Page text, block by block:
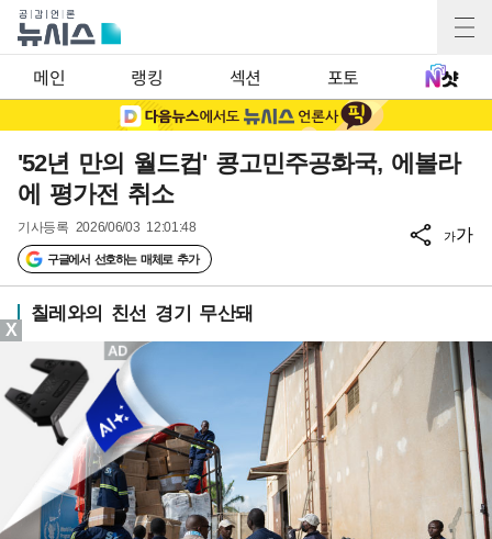
메인 랭킹 섹션 포토
'52년 만의 월드컵' 콩고민주공화국, 에볼라
에 평가전 취소
기사등록 2026/06/03 12:01:48
구글에서 선호하는 매체로 추가
가가
칠레와의 친선 경기 무산돼
X